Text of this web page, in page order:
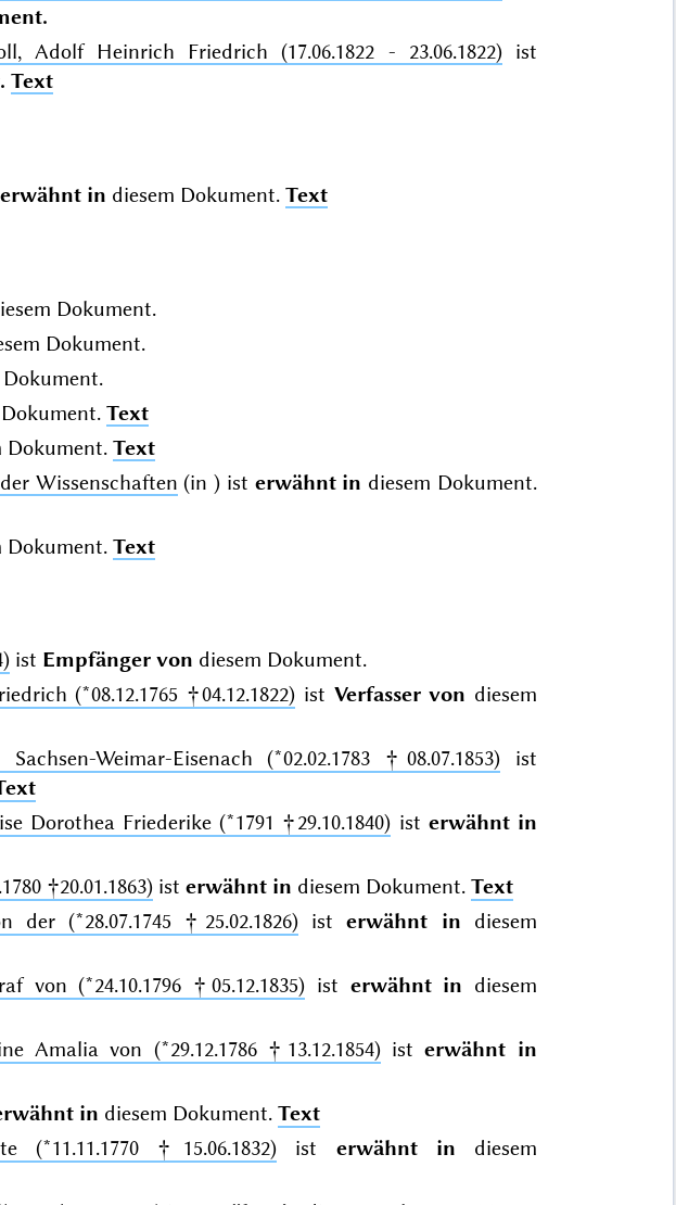
Adolf Heinrich Friedrich (17.06.1822 - 23.06.1822)ist
Text
erwähnt in diesem Dokument. Text
Dokument.
Dokument.
Dokument.
Text
Dokument. Text
Wissenschaften (in) ist erwähnt in diesem Dokument.
Dokument. Text
ist Empfänger von diesem Dokument.
(*08.12.1765 †04.12.1822) ist Verfasser von diesem
Weimar-Eisenach (*02.02.1783 †08.07.1853) ist
Dorothea Friederike (*1791 †29.10.1840) ist erwähnt in
†20.01.1863)ist erwähnt in diesem Dokument. Text
(*28.07.1745 †25.02.1826) isterwähnt in diesem
von (*24.10.1796 †05.12.1835) ist erwähnt in diesem
Amalia von (*29.12.1786 †13.12.1854)isterwähnt in
in diesem Dokument. Text
(*11.11.1770 †15.06.1832) ist erwähnt in diesem